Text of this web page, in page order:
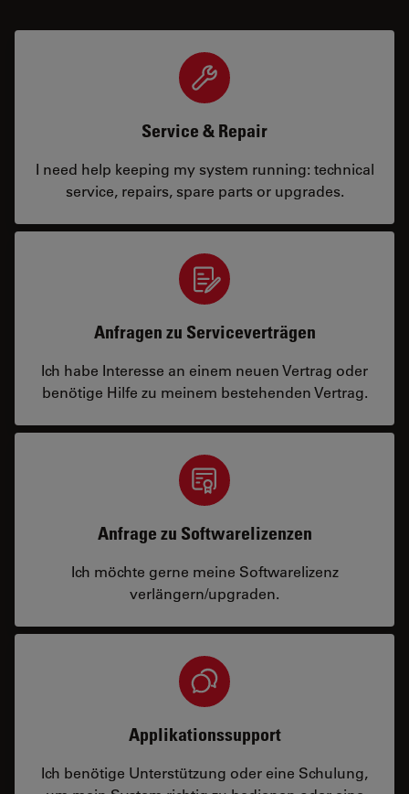
Service & Repair
I need help keeping my system running: technical
service, repairs, spare parts or upgrades.
Anfragen zu Serviceverträgen
Ich habe Interesse an einem neuen Vertrag oder
benötige Hilfe zu meinem bestehenden Vertrag.
Anfrage zu Softwarelizenzen
Ich möchte gerne meine Softwarelizenz
verlängern/upgraden.
Applikationssupport
Ich benötige Unterstützung oder eine Schulung,